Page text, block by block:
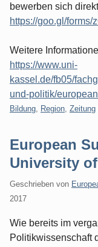
bewerben sich
https://goo.gl/forms/
Weitere
https://www.uni-
kassel.de/fb05/
und-politik/
Kategorien:
Bildung Region Zeitung
European
University
Geschrieben von
2017
Wie bereits im
Politikwissenschaft